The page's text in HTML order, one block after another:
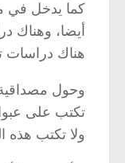
كما يدخل في
أيضا، وهناك
هناك دراسات
وحول مصداقية
تكتب على
ولا تكتب هذه